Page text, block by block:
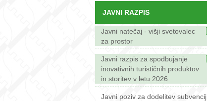
JAVNI RAZPIS
Javni natečaj - višji svetovalec
za prostor
Javni razpis za spodbujanje
inovativnih turističnih produktov
in storitev v letu 2026
Javni poziv za dodelitev subvencij